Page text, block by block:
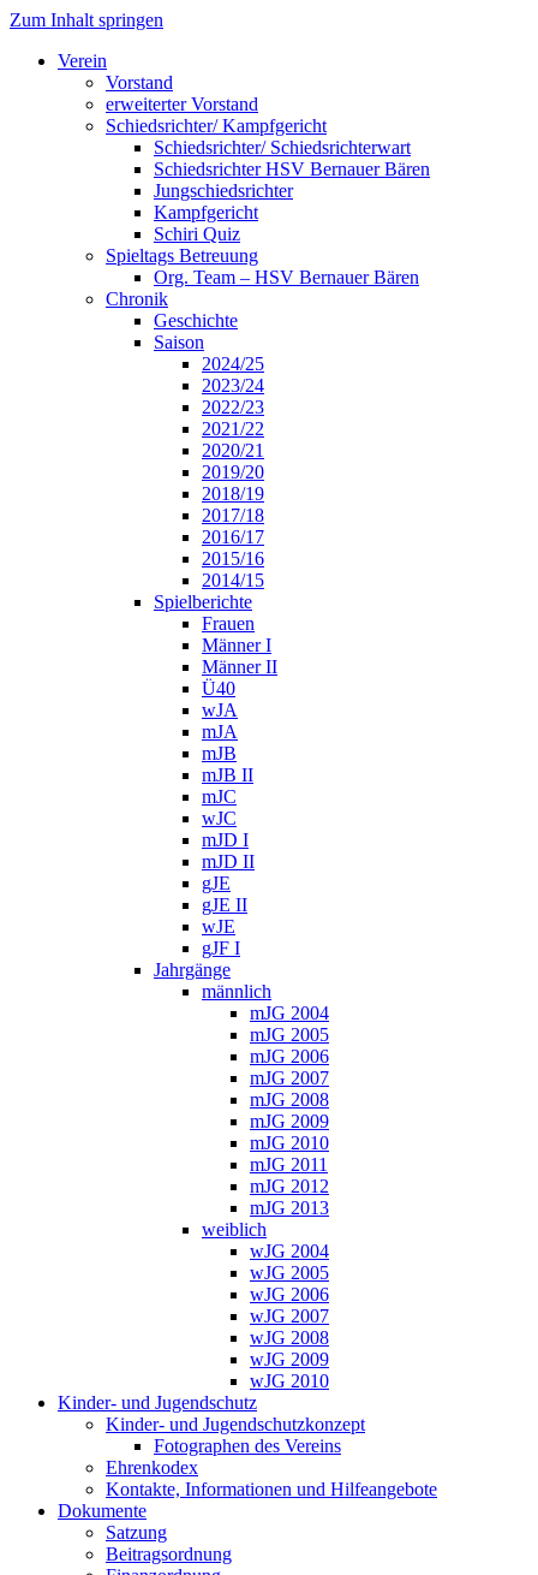
Zum Inhalt springen
Verein
Vorstand
erweiterter Vorstand
Schiedsrichter/ Kampfgericht
Schiedsrichter/ Schiedsrichterwart
Schiedsrichter HSV Bernauer Bären
Jungschiedsrichter
Kampfgericht
Schiri Quiz
Spieltags Betreuung
Org. Team – HSV Bernauer Bären
Chronik
Geschichte
Saison
2024/25
2023/24
2022/23
2021/22
2020/21
2019/20
2018/19
2017/18
2016/17
2015/16
2014/15
Spielberichte
Frauen
Männer I
Männer II
Ü40
wJA
mJA
mJB
mJB II
mJC
wJC
mJD I
mJD II
gJE
gJE II
wJE
gJF I
Jahrgänge
männlich
mJG 2004
mJG 2005
mJG 2006
mJG 2007
mJG 2008
mJG 2009
mJG 2010
mJG 2011
mJG 2012
mJG 2013
weiblich
wJG 2004
wJG 2005
wJG 2006
wJG 2007
wJG 2008
wJG 2009
wJG 2010
Kinder- und Jugendschutz
Kinder- und Jugendschutzkonzept
Fotographen des Vereins
Ehrenkodex
Kontakte, Informationen und Hilfeangebote
Dokumente
Satzung
Beitragsordnung